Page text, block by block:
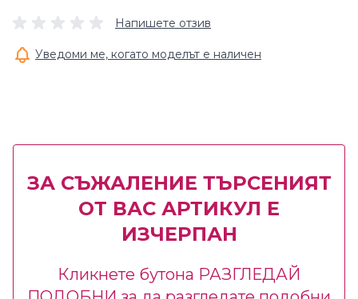
Напишете отзив
Уведоми ме, когато моделът е наличен
ЗА СЪЖАЛЕНИЕ ТЪРСЕНИЯТ
ОТ ВАС АРТИКУЛ Е
ИЗЧЕРПАН
Кликнете бутона РАЗГЛЕДАЙ